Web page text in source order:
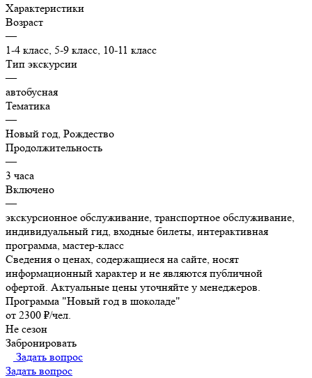
Характеристики
Возраст
—
1-4 класс, 5-9 класс, 10-11 класс
Тип экскурсии
—
автобусная
Тематика
—
Новый год, Рождество
Продолжительность
—
3 часа
Включено
—
экскурсионное обслуживание, транспортное обслуживание,
индивидуальный гид, входные билеты, интерактивная
программа, мастер-класс
Сведения о ценах, содержащиеся на сайте, носят
информационный характер и не являются публичной
офертой. Актуальные цены уточняйте у менеджеров.
Программа "Новый год в шоколаде"
от 2300 ₽/чел.
Не сезон
Забронировать
Задать вопрос
Задать вопрос